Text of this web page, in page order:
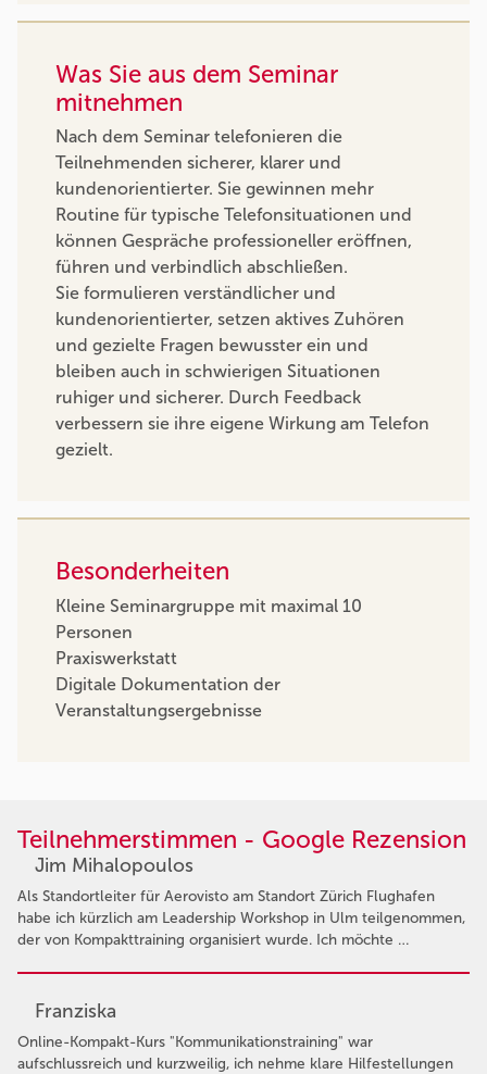
Was Sie aus dem Seminar
mitnehmen
Nach dem Seminar telefonieren die
Teilnehmenden sicherer, klarer und
kundenorientierter. Sie gewinnen mehr
Routine für typische Telefonsituationen und
können Gespräche professioneller eröffnen,
führen und verbindlich abschließen.
Sie formulieren verständlicher und
kundenorientierter, setzen aktives Zuhören
und gezielte Fragen bewusster ein und
bleiben auch in schwierigen Situationen
ruhiger und sicherer. Durch Feedback
verbessern sie ihre eigene Wirkung am Telefon
gezielt.
Besonderheiten
Kleine Seminargruppe mit maximal 10
Personen
Praxiswerkstatt
Digitale Dokumentation der
Veranstaltungsergebnisse
Teilnehmerstimmen - Google Rezension
Jim Mihalopoulos
Als Standortleiter für Aerovisto am Standort Zürich Flughafen
habe ich kürzlich am Leadership Workshop in Ulm teilgenommen,
der von Kompakttraining organisiert wurde. Ich möchte …
Franziska
Online-Kompakt-Kurs "Kommunikationstraining" war
aufschlussreich und kurzweilig, ich nehme klare Hilfestellungen